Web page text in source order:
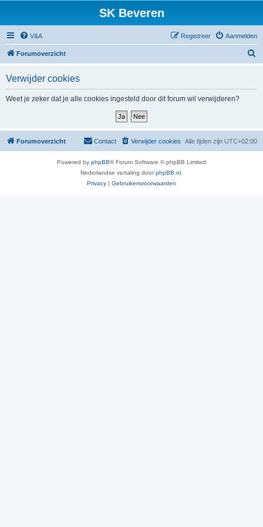
SK Beveren
V&A Aanmelden
Registreer
Forumoverzicht
Verwijder cookies
Weet je zeker dat je alle cookies ingesteld door dit forum wil verwijderen?
Forumoverzicht Alle tijden zijn UTC+02:00
Verwijder cookies
Contact
Powered by phpBB® Forum Software © phpBB Limited
Nederlandse vertaling doorphpBB.nl
Privacy | Gebruikersvoorwaarden